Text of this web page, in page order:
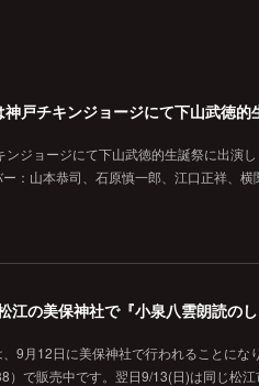
戸チキンジョージにて下山武徳的
ンジョージにて下山武徳的生誕祭に出演
：山本恭司、石原慎一郎、江口正祥、
江の美保神社で『小泉八雲朗読のし
9月12日に美保神社で行われることに
）で販売中です。翌日9/13(日)は同じ松